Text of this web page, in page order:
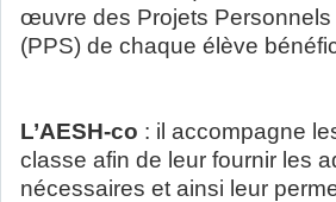
œuvre des Projets Personnels
(PPS) de chaque élève
L’AESH-co : il accompagne
classe afin de leur fournir les
nécessaires et ainsi leur